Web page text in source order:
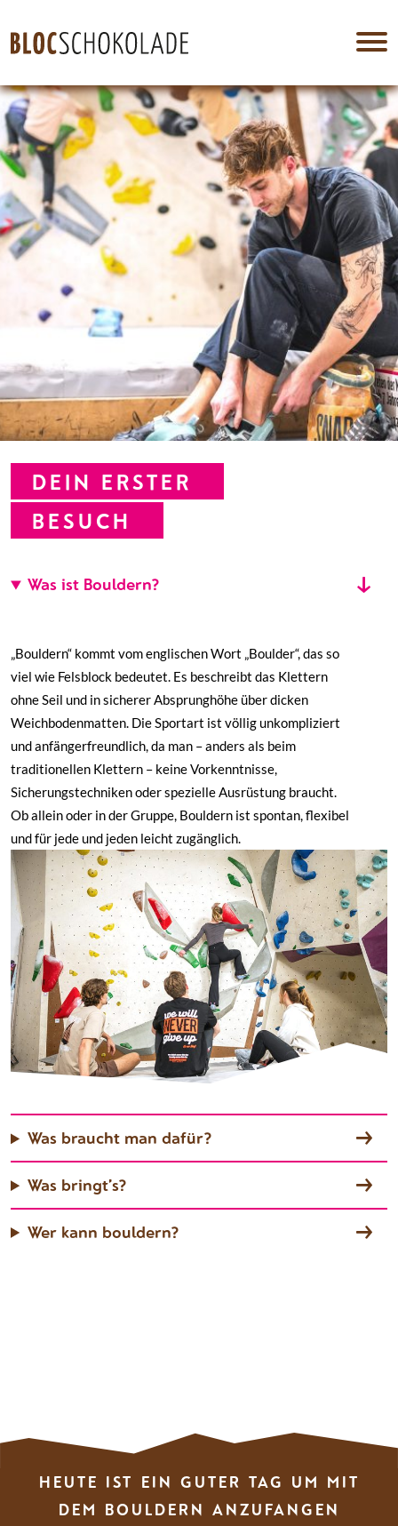
DEIN ERSTER
BESUCH
Was ist Bouldern?
„Bouldern“ kommt vom englischen Wort „Boulder“, das so
viel wie Felsblock bedeutet. Es beschreibt das Klettern
ohne Seil und in sicherer Absprunghöhe über dicken
Weichbodenmatten. Die Sportart ist völlig unkompliziert
und anfängerfreundlich, da man – anders als beim
traditionellen Klettern – keine Vorkenntnisse,
Sicherungstechniken oder spezielle Ausrüstung braucht.
Ob allein oder in der Gruppe, Bouldern ist spontan, flexibel
und für jede und jeden leicht zugänglich.
Was braucht man dafür?
Was bringt’s?
Wer kann bouldern?
HEUTE IST EIN GUTER TAG UM MIT
DEM BOULDERN ANZUFANGEN